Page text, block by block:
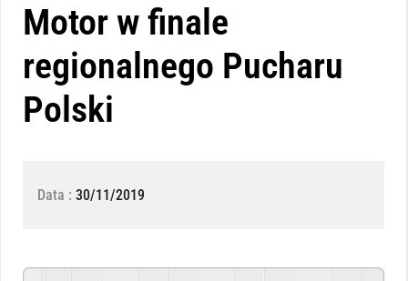
Motor w finale
regionalnego Pucharu
Polski
Data : 30/11/2019